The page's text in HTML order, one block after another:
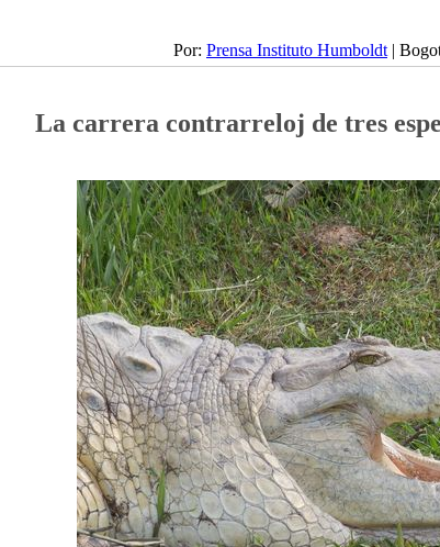
Por: Prensa Instituto Humboldt |
La carrera contrarreloj de tres